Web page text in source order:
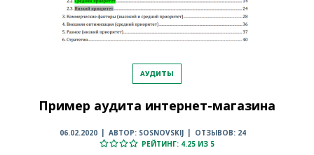
АУДИТЫ
Пример аудита интернет-магазина
06.02.2020 АВТОР: SOSNOVSKIJ
ОТЗЫВОВ: 24
РЕЙТИНГ: 4.25 ИЗ 5